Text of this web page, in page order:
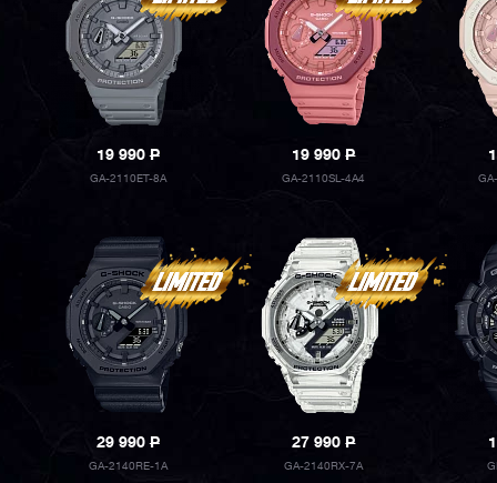
19 990P
GA-2110ET-8A
19 990P
GA-2110SL-4A4
29 990P
GA-2140RE-1A
27 990P
GA-2140RX-7A